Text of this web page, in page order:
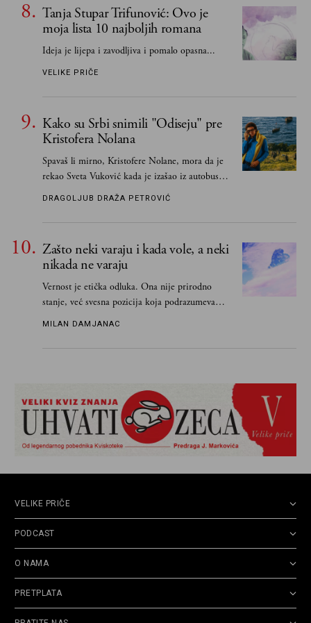
Tanja Stupar Trifunović: Ovo je
moja lista 10 najboljih romana
Ideja je lijepa i zavodljiva i pomalo opasna...
VELIKE PRIČE
Kako su Srbi snimili "Odiseju" pre
Kristofera Nolana
Spavaš li mirno, Kristofere Nolane, mora da je
rekao Sveta Vuković kada je izašao iz autobusa i
čim je stigao kući pozvao Vojkana
DRAGOLJUB DRAŽA PETROVIĆ
Zašto neki varaju i kada vole, a neki
nikada ne varaju
Vernost je etička odluka. Ona nije prirodno
stanje, već svesna pozicija koja podrazumeva
MILAN DAMJANAC
VELIKE PRIČE
PODCAST
O NAMA
PRETPLATA